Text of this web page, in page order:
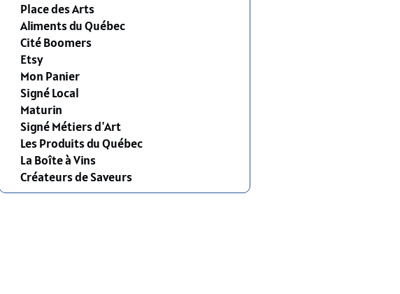
Place des Arts
Aliments du Québec
Cité Boomers
Etsy
Mon Panier
Signé Local
Maturin
Signé Métiers d'Art
Les Produits du Québec
La Boîte à Vins
Créateurs de Saveurs